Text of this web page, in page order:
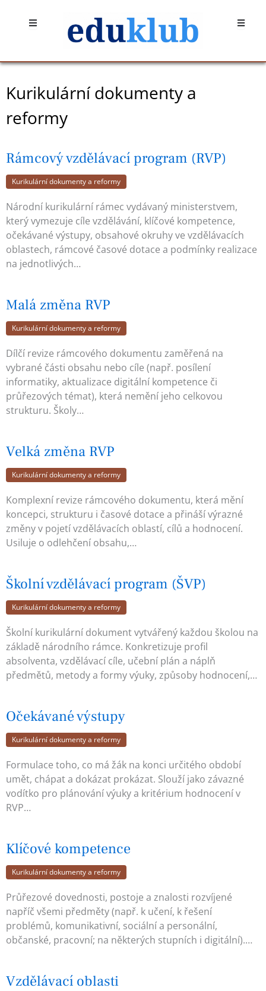
Open Open
Kurikulární dokumenty a
reformy
Rámcový vzdělávací program (RVP)
Kurikulární dokumenty a reformy
Národní kurikulární rámec vydávaný ministerstvem,
který vymezuje cíle vzdělávání, klíčové kompetence,
očekávané výstupy, obsahové okruhy ve vzdělávacích
oblastech, rámcové časové dotace a podmínky realizace
na jednotlivých…
Malá změna RVP
Kurikulární dokumenty a reformy
Dílčí revize rámcového dokumentu zaměřená na
vybrané části obsahu nebo cíle (např. posílení
informatiky, aktualizace digitální kompetence či
průřezových témat), která nemění jeho celkovou
strukturu. Školy…
Velká změna RVP
Kurikulární dokumenty a reformy
Komplexní revize rámcového dokumentu, která mění
koncepci, strukturu i časové dotace a přináší výrazné
změny v pojetí vzdělávacích oblastí, cílů a hodnocení.
Usiluje o odlehčení obsahu,…
Školní vzdělávací program (ŠVP)
Kurikulární dokumenty a reformy
Školní kurikulární dokument vytvářený každou školou na
základě národního rámce. Konkretizuje profil
absolventa, vzdělávací cíle, učební plán a náplň
předmětů, metody a formy výuky, způsoby hodnocení,…
Očekávané výstupy
Kurikulární dokumenty a reformy
Formulace toho, co má žák na konci určitého období
umět, chápat a dokázat prokázat. Slouží jako závazné
vodítko pro plánování výuky a kritérium hodnocení v
RVP…
Klíčové kompetence
Kurikulární dokumenty a reformy
Průřezové dovednosti, postoje a znalosti rozvíjené
napříč všemi předměty (např. k učení, k řešení
problémů, komunikativní, sociální a personální,
občanské, pracovní; na některých stupních i digitální).…
Vzdělávací oblasti